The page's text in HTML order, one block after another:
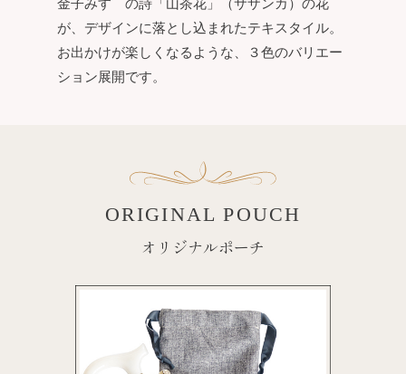
金子みすゞの詩「山茶花」（サザンカ）の花
が、デザインに落とし込まれたテキスタイル。
お出かけが楽しくなるような、３色のバリエー
ション展開です。
ORIGINAL POUCH
オリジナルポーチ